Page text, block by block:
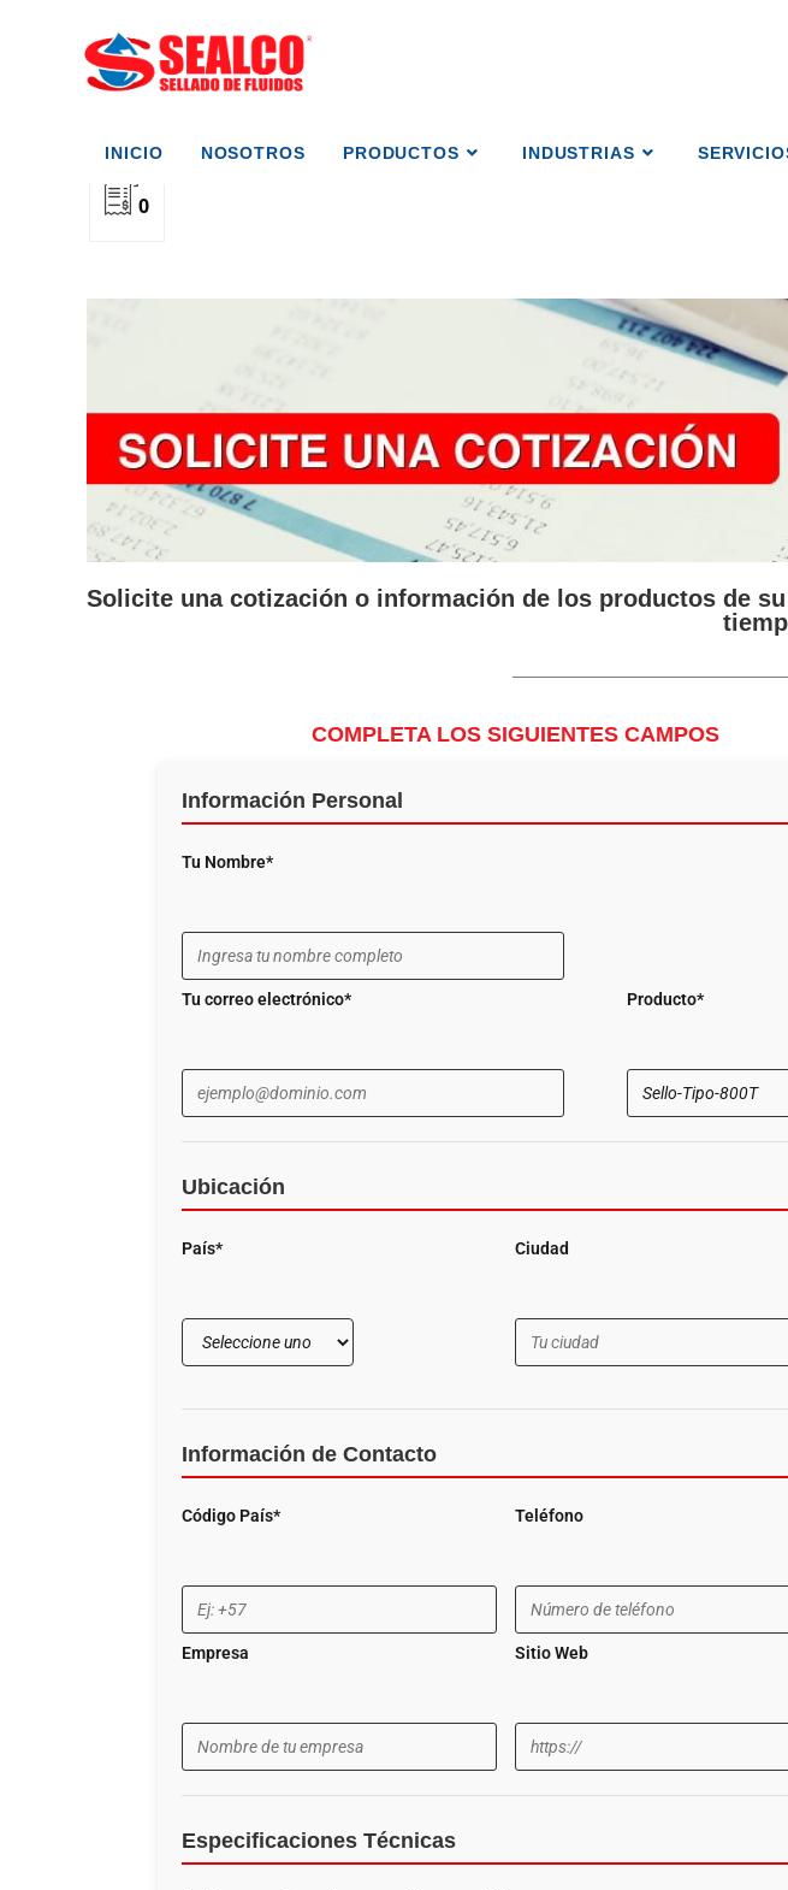
INICIO NOSOTROS PRODUCTOS INDUSTRIAS
0
Solicite una cotización o información de los productos de
COMPLETA LOS SIGUIENTES CAMPOS
Información Personal
Tu Nombre*
Tu correo electrónico* Producto*
Ubicación
País* Ciudad
Información de Contacto
Código País* Teléfono
Empresa Sitio Web
Especificaciones Técnicas